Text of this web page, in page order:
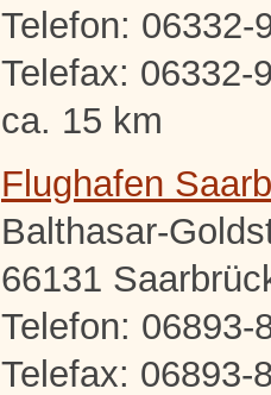
Telefon: 06332-
Telefax: 06332-
ca. 15 km
Flughafen
Balthasar-
66131
Telefon: 06893-
Telefax: 06893-